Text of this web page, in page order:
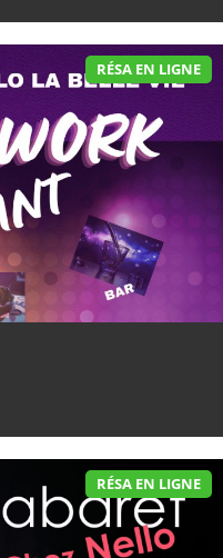
RÉSA EN LIGNE
RÉSA EN LIGNE